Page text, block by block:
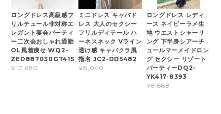
ロングドレス高級感フ
リルチュール非対称エ
レガント宴会パーティ
ー二次会おしゃれ通勤
OL風着痩せ WQ2-
ZED887030GT415
¥10,680
ミニドレス キャバド
レス 大人のセクシー
フリルディテール ハ
ーネスネック Vライン
透け感 キャバクラ風
指名 JC2-DD5482
¥8,040
ロングドレス レディ
ース ネイビーラメ生
地 ウエストシャーリ
ング 下半身シアーチ
ュールマーメイドロン
グ セクシー リゾート
パーティーDQ2-
YK417-8393
¥8,888